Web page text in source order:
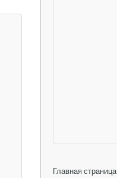
Главная страница